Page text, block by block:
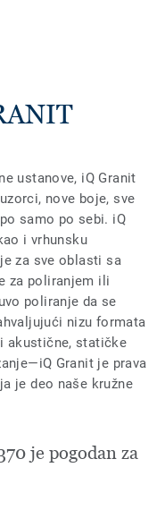
ustanove, iQ Granit
nove boje, sve
samo po sebi. iQ
i vrhunsku
za sve oblasti sa
za poliranjem ili
poliranje da se
nizu formata
akustične, statičke
Granit je prava
je deo naše kružne
je pogodan za